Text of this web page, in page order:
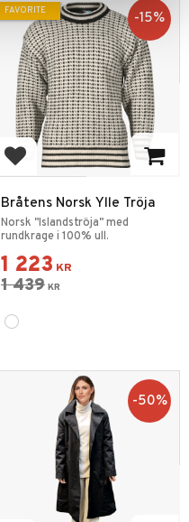
Add to favorites
Bråtens Norsk Ylle Tröja
Norsk "Islandströja" med
rundkrage i 100% ull.
1 223 KR
1 439 KR
15%
FAVORITE
50%